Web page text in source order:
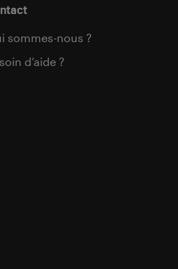
sommes-nous ?
d’aide ?